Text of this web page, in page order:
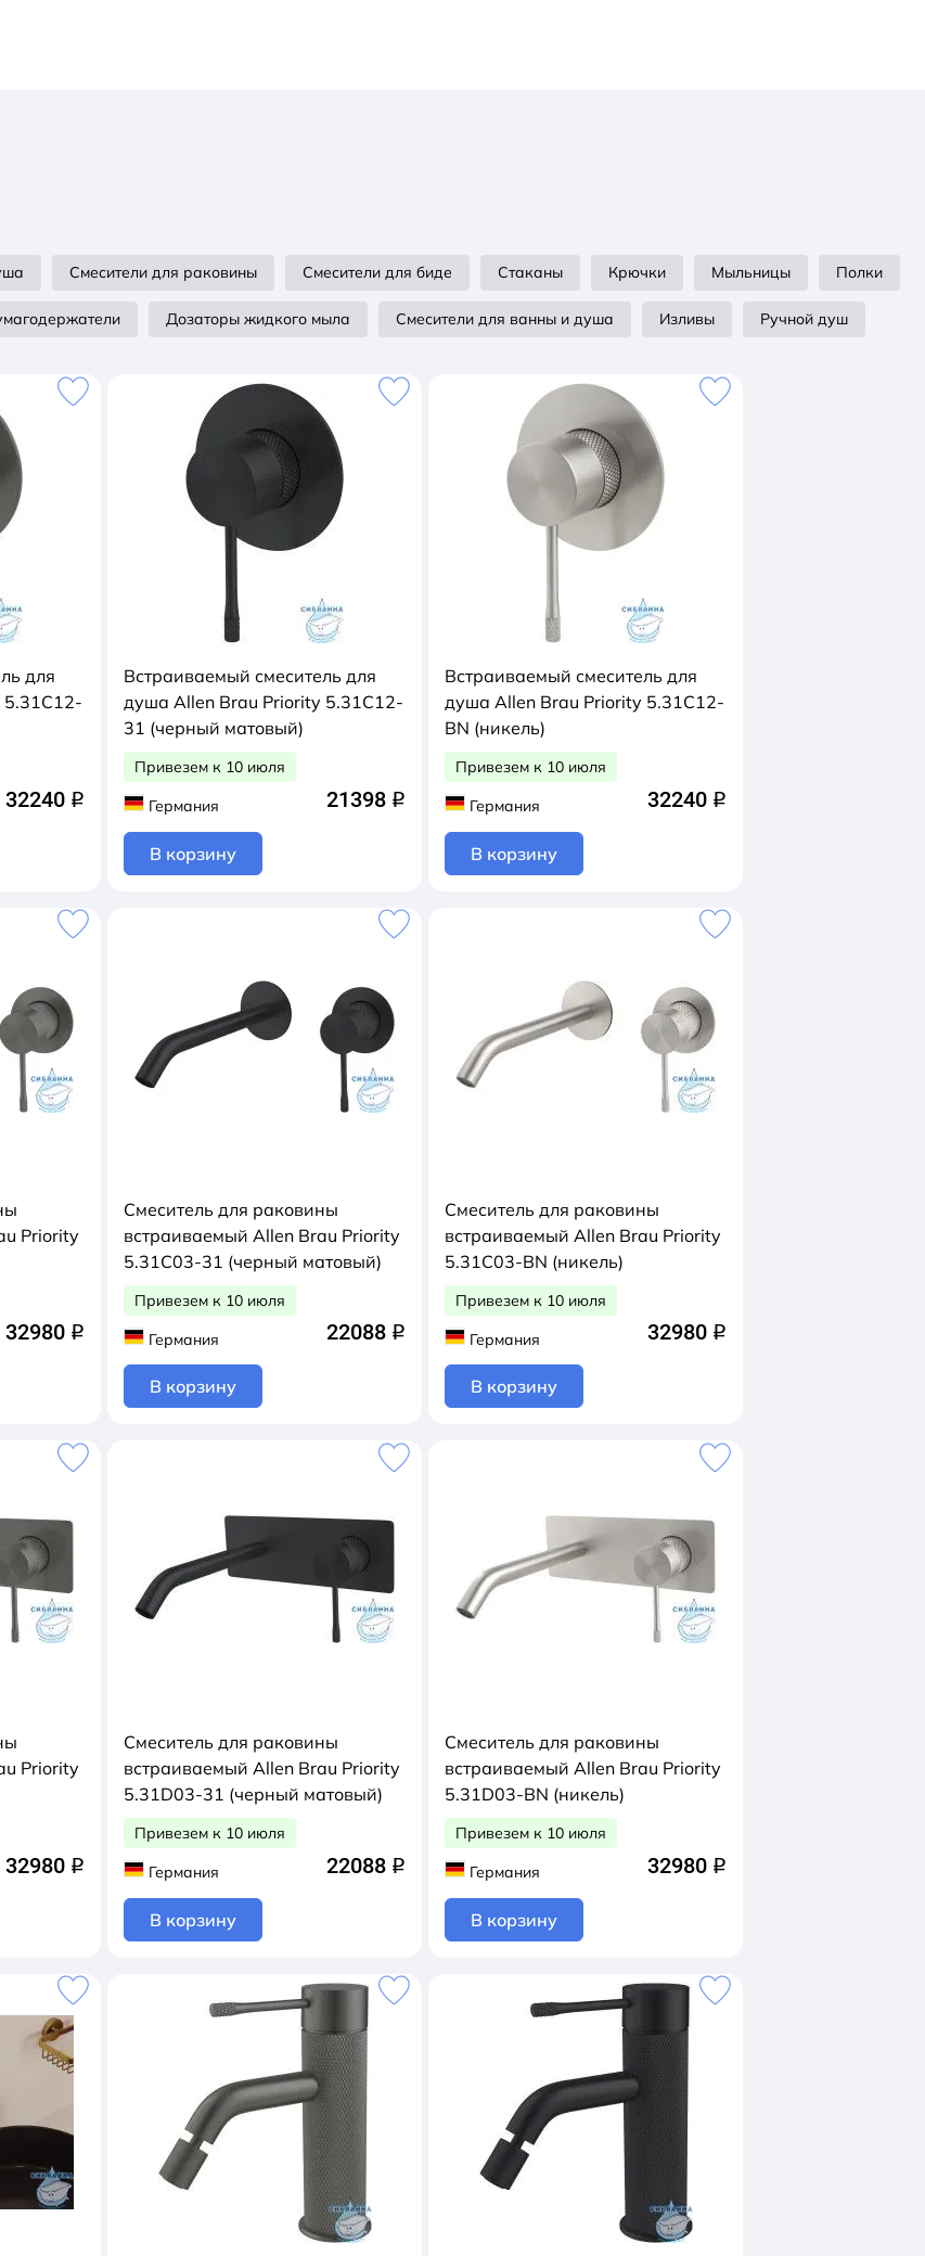
Смесители для раковины Смесители для биде Стаканы Крючки Мыльницы Полки
Дозаторы жидкого мыла Смесители для ванны и душа Изливы Ручной душ
для
32240 q
Встраиваемый смеситель для
душа Allen Brau Priority 5.31C12-
31 (черный матовый)
Привезем к 10 июля
Германия
21398 q
В корзину
Встраиваемый смеситель для
душа Allen Brau Priority 5.31C12-
BN (никель)
Привезем к 10 июля
Германия
32240 q
В корзину
Priority
32980 q
Смеситель для раковины
встраиваемый Allen Brau Priority
5.31C03-31 (черный матовый)
Привезем к 10 июля
Германия
22088 q
В корзину
Смеситель для раковины
встраиваемый Allen Brau Priority
5.31C03-BN (никель)
Привезем к 10 июля
Германия
32980 q
В корзину
Priority
32980 q
Смеситель для раковины
встраиваемый Allen Brau Priority
5.31D03-31 (черный матовый)
Привезем к 10 июля
Германия
22088 q
В корзину
Смеситель для раковины
встраиваемый Allen Brau Priority
5.31D03-BN (никель)
Привезем к 10 июля
Германия
32980 q
В корзину